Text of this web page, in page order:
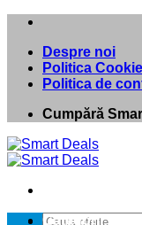
Skip
contentDespre noi
Politica
Politica de
Cumpără
Caută
Categorii